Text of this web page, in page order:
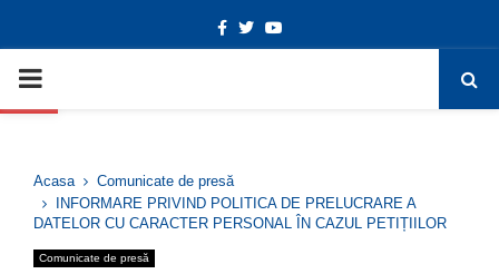
Deschide bara de unelte
Facebook
TwitterYoutube
PRIMARY
Acasa
Comunicate de presă
INFORMARE PRIVIND POLITICA DE PRELUCRARE A
DATELOR CU CARACTER PERSONAL ÎN CAZUL PETIȚIILOR
Comunicate de presă